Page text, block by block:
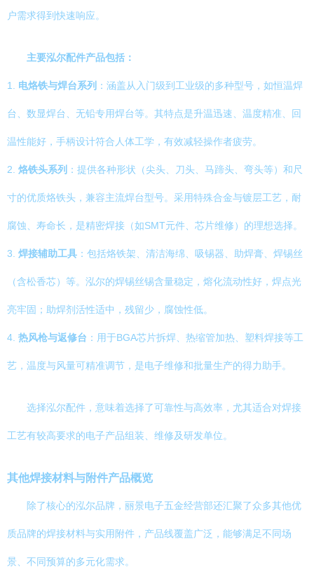
户需求得到快速响应。
主要泓尔配件产品包括：
1. 电烙铁与焊台系列 ：涵盖从入门级到工业级的多种型号，如恒温焊
台、数显焊台、无铅专用焊台等。其特点是升温迅速、温度精准、回
温性能好，手柄设计符合人体工学，有效减轻操作者疲劳。
2. 烙铁头系列 ：提供各种形状（尖头、刀头、马蹄头、弯头等）和尺
寸的优质烙铁头，兼容主流焊台型号。采用特殊合金与镀层工艺，耐
腐蚀、寿命长，是精密焊接（如SMT元件、芯片维修）的理想选择。
3. 焊接辅助工具 ：包括烙铁架、清洁海绵、吸锡器、助焊膏、焊锡丝
（含松香芯）等。泓尔的焊锡丝锡含量稳定，熔化流动性好，焊点光
亮牢固；助焊剂活性适中，残留少，腐蚀性低。
4. 热风枪与返修台 ：用于BGA芯片拆焊、热缩管加热、塑料焊接等工
艺，温度与风量可精准调节，是电子维修和批量生产的得力助手。
选择泓尔配件，意味着选择了可靠性与高效率，尤其适合对焊接
工艺有较高要求的电子产品组装、维修及研发单位。
其他焊接材料与附件产品概览
除了核心的泓尔品牌，丽景电子五金经营部还汇聚了众多其他优
质品牌的焊接材料与实用附件，产品线覆盖广泛，能够满足不同场
景、不同预算的多元化需求。